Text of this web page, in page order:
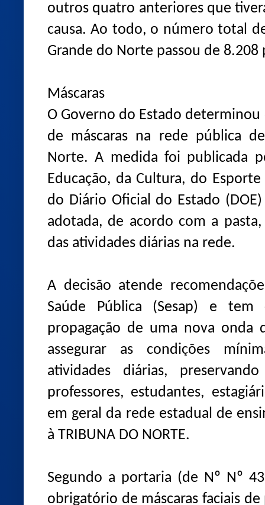
outros quatro anteriores que
causa. Ao todo, o número total
Grande do Norte passou de 8.208
Máscaras
O Governo do Estado
de máscaras na rede pública
Norte. A medida foi publicada
Educação, da Cultura, do
do Diário Oficial do Estado
adotada, de acordo com a
das atividades diárias na rede.
A decisão atende
Saúde Pública (Sesap) e
propagação de uma nova onda
assegurar as condições
atividades diárias,
professores, estudantes,
em geral da rede estadual de
à TRIBUNA DO NORTE.
Segundo a portaria (de Nº Nº
obrigatório de máscaras faciais